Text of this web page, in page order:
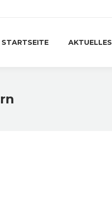
STARTSEITE AKTUELLES